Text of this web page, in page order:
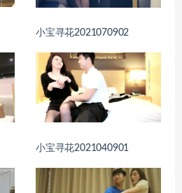
小宝寻花2021070902
小宝寻花2021040901